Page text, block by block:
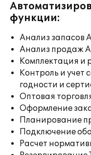
функции:
Анализ запасов
Анализ продаж
Комплектация и
Контроль и учет
годности и
Оптовая
Оформление
Планирование
Подключение
Расчет